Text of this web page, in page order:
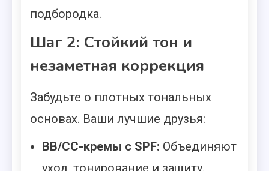
подбородка.
Шаг 2: Стойкий тон и
незаметная коррекция
Забудьте о плотных тональных
основах. Ваши лучшие друзья:
ВВ/СС-кремы с SPF: Объединяют
уход, тонирование и защиту.